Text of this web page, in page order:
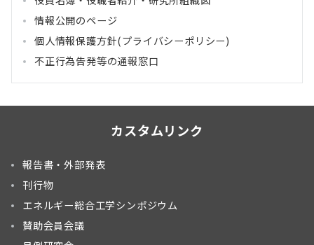
情報公開のページ
個人情報保護方針(プライバシーポリシー)
不正行為告発等の通報窓口
カスタムリンク
報告書・外部発表
刊行物
エネルギー総合工学シンポジウム
賛助会員会議